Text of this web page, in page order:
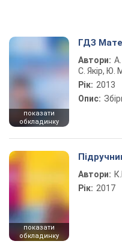
показати
обкладинку
ГДЗ
Автори:
С. Якір, Ю.
Рік: 2013
Опис:
показати
обкладинку
Автори:
Рік: 2017